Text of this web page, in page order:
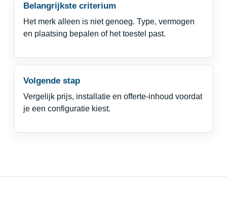
Belangrijkste criterium
Het merk alleen is niet genoeg. Type, vermogen
en plaatsing bepalen of het toestel past.
Volgende stap
Vergelijk prijs, installatie en offerte-inhoud voordat
je een configuratie kiest.